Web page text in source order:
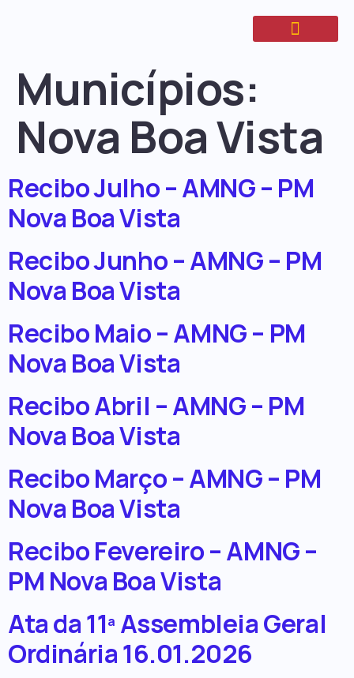
Municípios:
Nova Boa Vista
Recibo Julho – AMNG – PM
Nova Boa Vista
Recibo Junho – AMNG – PM
Nova Boa Vista
Recibo Maio – AMNG – PM
Nova Boa Vista
Recibo Abril – AMNG – PM
Nova Boa Vista
Recibo Março – AMNG – PM
Nova Boa Vista
Recibo Fevereiro – AMNG –
PM Nova Boa Vista
Ata da 11ª Assembleia Geral
Ordinária 16.01.2026